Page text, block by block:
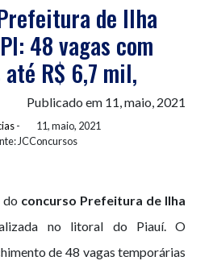
de Ilha
48 vagas com
R$ 6,7 mil,
Publicado em 11, maio, 2021
-
11, maio, 2021
JCConcursos
do concurso Prefeitura de Ilha
no litoral do Piauí. O
de 48 vagas temporárias